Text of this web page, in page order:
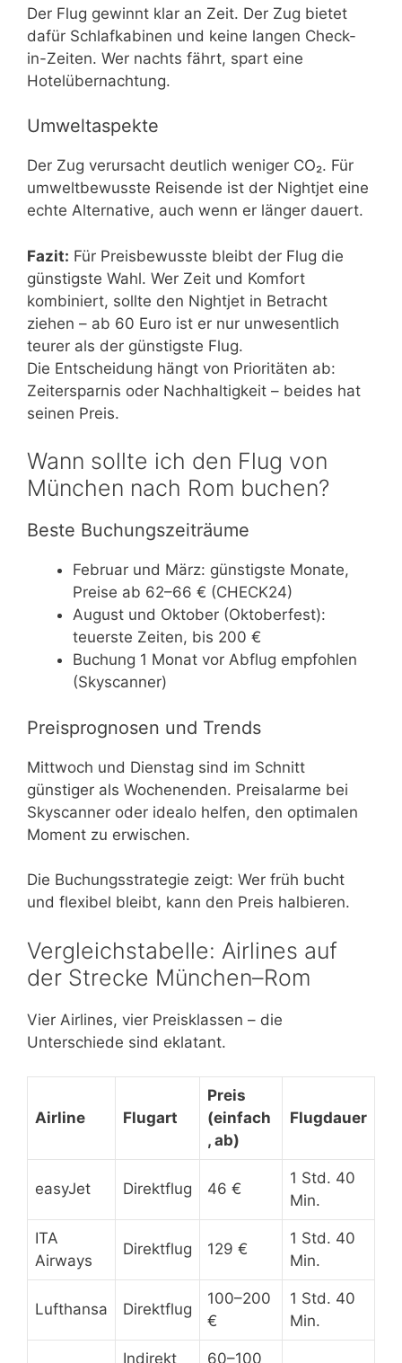
Der Flug gewinnt klar an Zeit. Der Zug bietet
dafür Schlafkabinen und keine langen Check-
in-Zeiten. Wer nachts fährt, spart eine
Hotelübernachtung.
Umweltaspekte
Der Zug verursacht deutlich weniger CO₂. Für
umweltbewusste Reisende ist der Nightjet eine
echte Alternative, auch wenn er länger dauert.
Fazit: Für Preisbewusste bleibt der Flug die
günstigste Wahl. Wer Zeit und Komfort
kombiniert, sollte den Nightjet in Betracht
ziehen – ab 60 Euro ist er nur unwesentlich
teurer als der günstigste Flug.
Die Entscheidung hängt von Prioritäten ab:
Zeitersparnis oder Nachhaltigkeit – beides hat
seinen Preis.
Wann sollte ich den Flug von
München nach Rom buchen?
Beste Buchungszeiträume
Februar und März: günstigste Monate,
Preise ab 62–66 € (CHECK24)
August und Oktober (Oktoberfest):
teuerste Zeiten, bis 200 €
Buchung 1 Monat vor Abflug empfohlen
(Skyscanner)
Preisprognosen und Trends
Mittwoch und Dienstag sind im Schnitt
günstiger als Wochenenden. Preisalarme bei
Skyscanner oder idealo helfen, den optimalen
Moment zu erwischen.
Die Buchungsstrategie zeigt: Wer früh bucht
und flexibel bleibt, kann den Preis halbieren.
Vergleichstabelle: Airlines auf
der Strecke München–Rom
Vier Airlines, vier Preisklassen – die
Unterschiede sind eklatant.
Airline Flugart
Preis
(einfach
, ab)
Flugdauer
easyJet Direktflug 46 €
1 Std. 40
Min.
ITA
Airways
Direktflug 129 €
1 Std. 40
Min.
Lufthansa Direktflug
100–200
€
1 Std. 40
Min.
Indirekt 60–100